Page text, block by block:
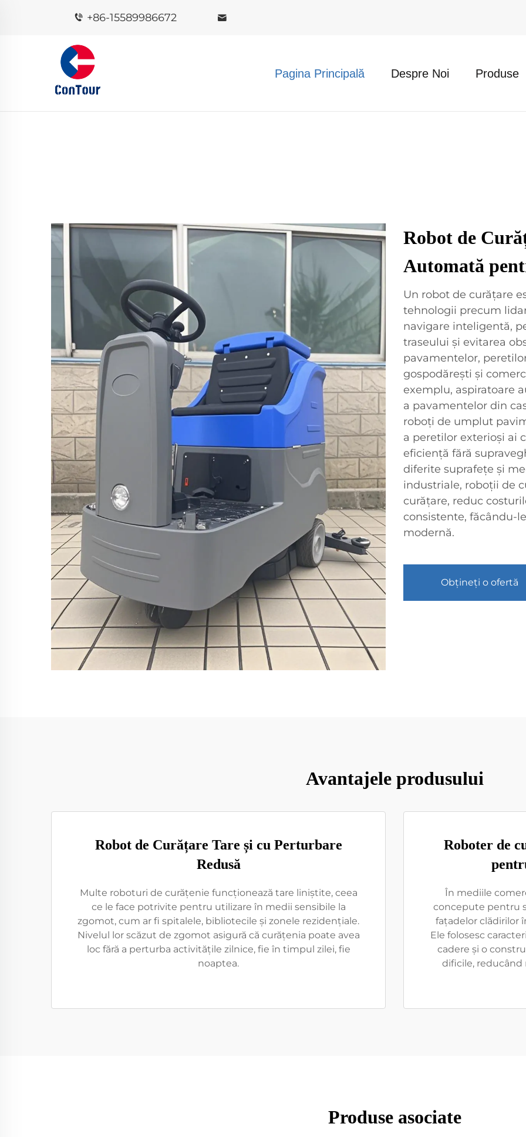
+86-15589986672
Pagina Principală Despre Noi Produse
Robot de
Automată
Un robot de curățare
tehnologii precum
navigare inteligentă,
traseului și evitarea
pavamentelor,
gospodărești și
exemplu, aspiratoare
a pavamentelor din
roboți de umplut
a peretilor exterioși ai
eficiență fără
diferite suprafețe și
industriale, roboții de
curățare, reduc
consistente, făcându-
modernă.
Obțineți o ofertă
Avantajele produsului
Robot de Curățare Tare și cu Perturbare
Redusă
Multe roboturi de curățenie funcționează tare liniștite, ceea
ce le face potrivite pentru utilizare în medii sensibile la
zgomot, cum ar fi spitalele, bibliotecile și zonele rezidențiale.
Nivelul lor scăzut de zgomot asigură că curățenia poate avea
loc fără a perturba activitățile zilnice, fie în timpul zilei, fie
noaptea.
Roboter de
În mediile
concepute pentru
fațadelor clădirilor
Ele folosesc
cadere și o
dificile,
Produse asociate